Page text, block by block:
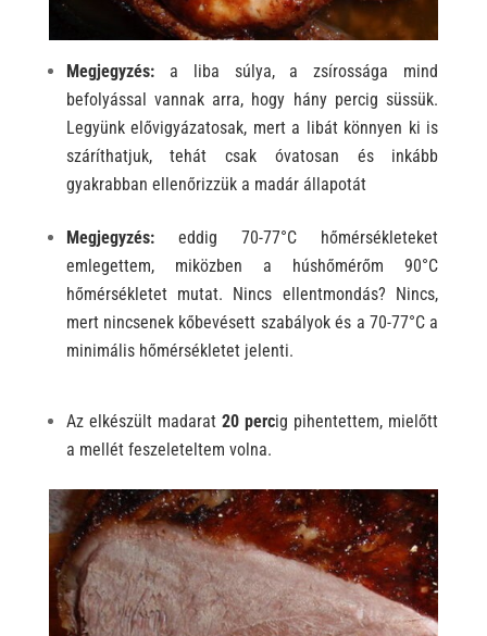
Megjegyzés: a
liba súlya, a zsírossága mind
befolyással vannak arra, hogy hány percig süssük.
Legyünk elővigyázatosak, mert a libát könnyen ki is
száríthatjuk, tehát csak óvatosan és inkább
gyakrabban ellenőrizzük a madár állapotát
Megjegyzés: eddig 70-77°C hőmérsékleteket
emlegettem, miközben a húshőmérőm 90°C
hőmérsékletet mutat. Nincs ellentmondás? Nincs,
mert nincsenek kőbevésett szabályok és a 70-77°C a
minimális hőmérsékletet jelenti.
Az elkészült madarat 20 percig pihentettem, mielőtt
a mellét feszeleteltem volna.